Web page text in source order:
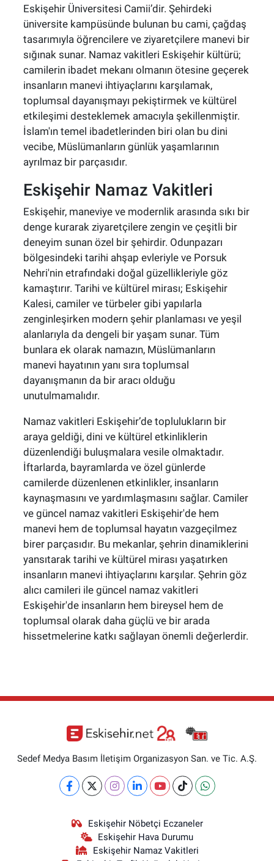
Eskişehir Üniversitesi Camii’dir. Şehirdeki
üniversite kampüsünde bulunan bu cami, çağdaş
tasarımıyla öğrencilere ve ziyaretçilere manevi bir
sığınak sunar. Namaz vakitleri Eskişehir kültürü;
camilerin ibadet mekanı olmanın ötesine geçerek
insanların manevi ihtiyaçlarını karşılamak,
toplumsal dayanışmayı pekiştirmek ve kültürel
etkileşimi desteklemek amacıyla şekillenmiştir.
İslam'ın temel ibadetlerinden biri olan bu dini
vecibe, Müslümanların günlük yaşamlarının
ayrılmaz bir parçasıdır.
Eskişehir Namaz Vakitleri
Eskişehir, maneviye ve modernlik arasında sıkı bir
denge kurarak ziyaretçilere zengin ve çeşitli bir
deneyim sunan özel bir şehirdir. Odunpazarı
bölgesindeki tarihi ahşap evleriyle ve Porsuk
Nehri'nin etrafındaki doğal güzellikleriyle göz
kamaştırır. Tarihi ve kültürel mirası; Eskişehir
Kalesi, camiler ve türbeler gibi yapılarla
zenginleşirken modern şehir planlaması ve yeşil
alanlarıyla da dengeli bir yaşam sunar. Tüm
bunlara ek olarak namazın, Müslümanların
manevi hayatının yanı sıra toplumsal
dayanışmanın da bir aracı olduğu
unutulmamalıdır.
Namaz vakitleri Eskişehir’de toplulukların bir
araya geldiği, dini ve kültürel etkinliklerin
düzenlendiği buluşmalara vesile olmaktadır.
İftarlarda, bayramlarda ve özel günlerde
camilerde düzenlenen etkinlikler, insanların
kaynaşmasını ve yardımlaşmasını sağlar. Camiler
ve güncel namaz vakitleri Eskişehir'de hem
manevi hem de toplumsal hayatın vazgeçilmez
birer parçasıdır. Bu mekanlar, şehrin dinamiklerini
yansıtarak tarihi ve kültürel mirası yaşatırken
insanların manevi ihtiyaçlarını karşılar. Şehrin göz
alıcı camileri ile güncel namaz vakitleri
Eskişehir'de insanların hem bireysel hem de
toplumsal olarak daha güçlü ve bir arada
hissetmelerine katkı sağlayan önemli değerlerdir.
Sedef Medya Basım İletişim Organizasyon San. ve Tic. A.Ş.
Eskişehir Nöbetçi Eczaneler
Eskişehir Hava Durumu
Eskişehir Namaz Vakitleri